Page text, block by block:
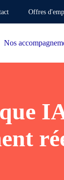
Offres
Nos